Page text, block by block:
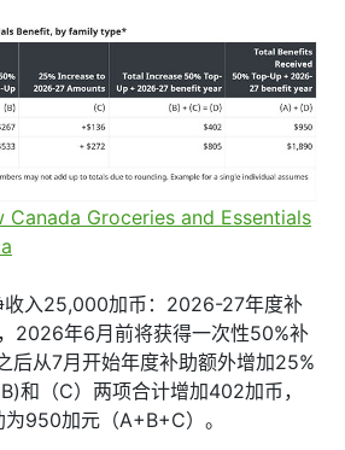
Canada Groceries and Essentials
收入25,000加币：2026-27年度补
2026年6月前将获得一次性50%补
后从7月开始年度补助额外增加25%
和（C）两项合计增加402加币，
950加元（A+B+C）。